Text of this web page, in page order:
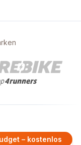
– kostenlos